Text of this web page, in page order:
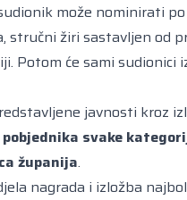
može nominirati
stručni žiri sastavljen
Potom će sami
javnosti kroz
svake
županija.
nagrada i izložba